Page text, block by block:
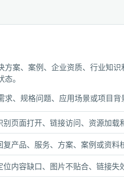
案、案例、企业资质、行业知
。
、规格问题、应用场景或项目背
别页面打开、链接访问、资源加载
复产品、服务、方案、案例或资料
位内容缺口、图片不贴合、链接失